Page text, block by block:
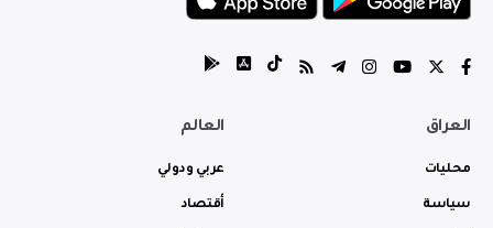
العراق
محليات
سياسة
العالم
عربي ودولي
أقتصاد